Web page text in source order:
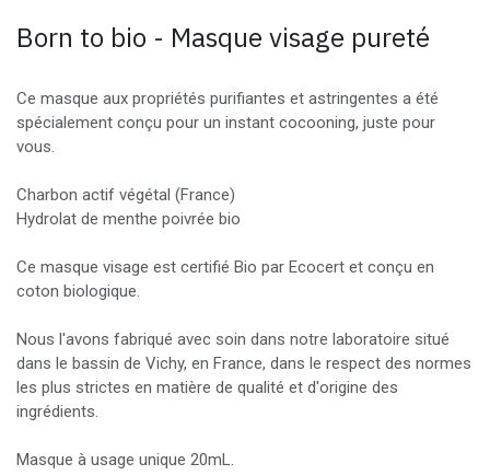
Born to bio - Masque visage pureté
Ce masque aux propriétés purifiantes et astringentes a été
spécialement conçu pour un instant cocooning, juste pour
vous.
Charbon actif végétal (France)
Hydrolat de menthe poivrée bio
Ce masque visage est certifié Bio par Ecocert et conçu en
coton biologique.
Nous l'avons fabriqué avec soin dans notre laboratoire situé
dans le bassin de Vichy, en France, dans le respect des normes
les plus strictes en matière de qualité et d'origine des
ingrédients.
Masque à usage unique 20mL.